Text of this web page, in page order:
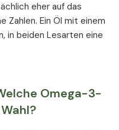
eher auf das
Zahlen. Ein Öl mit einem
in beiden Lesarten eine
Omega-3-